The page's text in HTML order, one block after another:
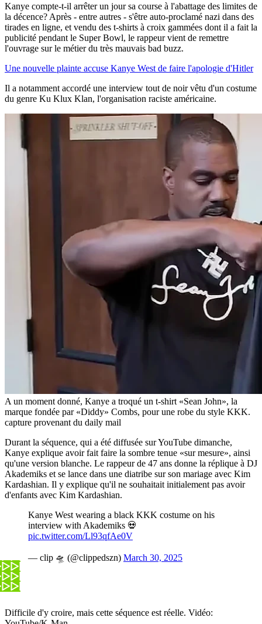
Kanye compte-t-il arrêter un jour sa course à l'abattage des limites de
la décence? Après - entre autres - s'être auto-proclamé nazi dans des
tirades en ligne, et vendu des t-shirts à croix gammées dont il a fait la
publicité pendant le Super Bowl, le rappeur vient de remettre
l'ouvrage sur le métier du très mauvais bad buzz.
Une nouvelle plainte accuse Kanye West de faire l'apologie d'Hitler
Il a notamment accordé une interview tout de noir vêtu d'un costume
du genre Ku Klux Klan, l'organisation raciste américaine.
A un moment donné, Kanye a troqué un t-shirt «Sean John», la
marque fondée par «Diddy» Combs, pour une robe du style KKK.
capture provenant du daily mail
Durant la séquence, qui a été diffusée sur YouTube dimanche,
Kanye explique avoir fait faire la sombre tenue «sur mesure», ainsi
qu'une version blanche. Le rappeur de 47 ans donne la réplique à DJ
Akademiks et se lance dans une diatribe sur son mariage avec Kim
Kardashian. Il y explique qu'il ne souhaitait initialement pas avoir
d'enfants avec Kim Kardashian.
Kanye West wearing a black KKK costume on his
interview with Akademiks 💀
pic.twitter.com/Ll93qfAe0V
— clip 🛸 (@clippedszn) March 30, 2025
Difficile d'y croire, mais cette séquence est réelle. Vidéo: